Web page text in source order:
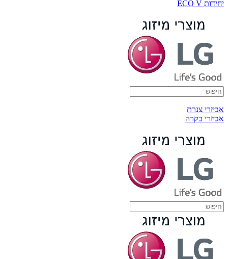
יחידות ECO V
אביזרי צנרת
אביזרי בקרה